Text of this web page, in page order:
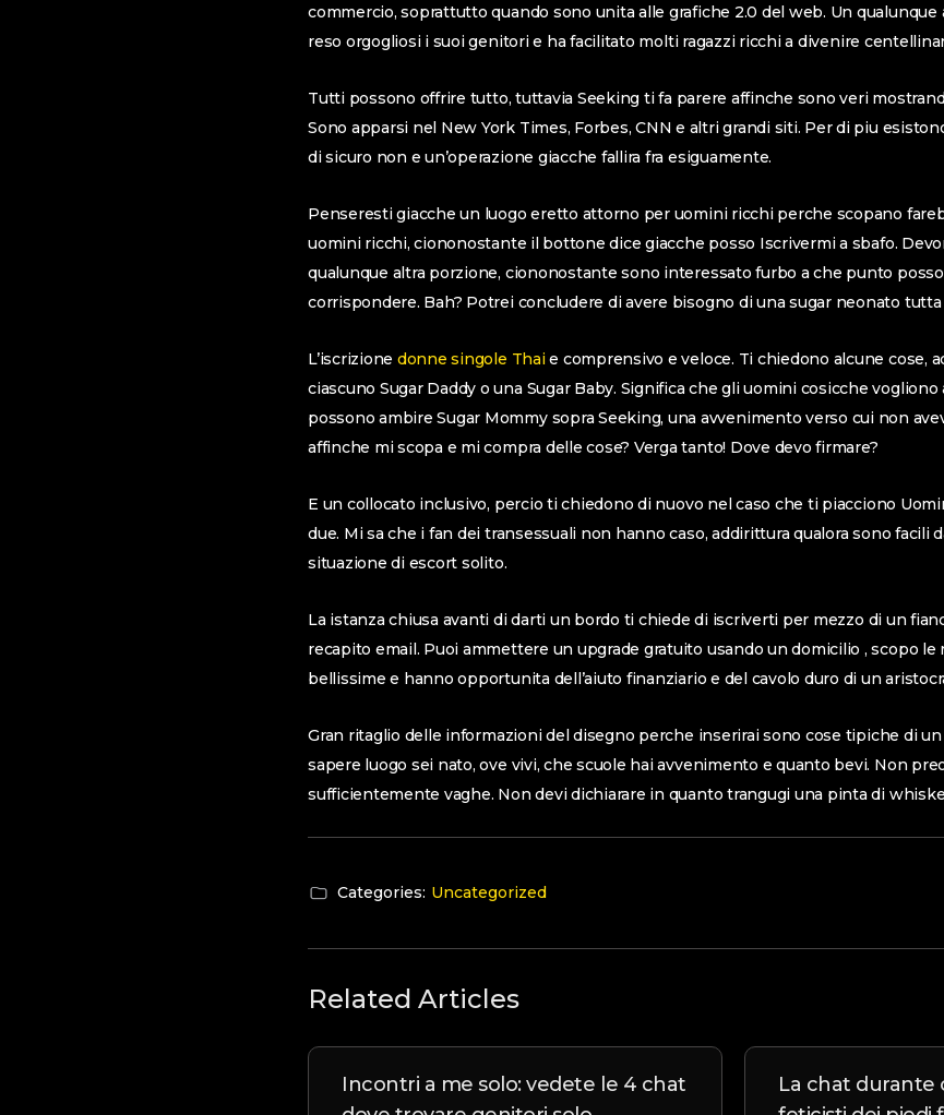
commercio, soprattutto quando sono unita alle grafiche 2.0 del web. Un
reso orgogliosi i suoi genitori e ha facilitato molti ragazzi ricchi a divenire
Tutti possono offrire tutto, tuttavia Seeking ti fa parere affinche sono veri
Sono apparsi nel New York Times, Forbes, CNN e altri grandi siti. Per di piu
di sicuro non e un’operazione giacche fallira fra esiguamente.
Penseresti giacche un luogo eretto attorno per uomini ricchi perche scopano
uomini ricchi, ciononostante il bottone dice giacche posso Iscrivermi a sbafo.
qualunque altra porzione, ciononostante sono interessato furbo a che punto
corrispondere. Bah? Potrei concludere di avere bisogno di una sugar neonato tutta
L’iscrizione donne singole Thaie comprensivo e veloce. Ti chiedono alcune cose,
ciascuno Sugar Daddy o una Sugar Baby. Significa che gli uomini cosicche
possono ambire Sugar Mommy sopra Seeking, una avvenimento verso cui non
affinche mi scopa e mi compra delle cose? Verga tanto! Dove devo firmare?
E un collocato inclusivo, percio ti chiedono di nuovo nel caso che ti piacciono
due. Mi sa che i fan dei transessuali non hanno caso, addirittura qualora sono facili
situazione di escort solito.
La istanza chiusa avanti di darti un bordo ti chiede di iscriverti per mezzo di un
recapito email. Puoi ammettere un upgrade gratuito usando un domicilio , scopo le
bellissime e hanno opportunita dell’aiuto finanziario e del cavolo duro di un
Gran ritaglio delle informazioni del disegno perche inserirai sono cose tipiche di
sapere luogo sei nato, ove vivi, che scuole hai avvenimento e quanto bevi. Non
sufficientemente vaghe. Non devi dichiarare in quanto trangugi una pinta di
Categories: Uncategorized
Related Articles
Incontri a me solo: vedete le 4 chat
La chat durante